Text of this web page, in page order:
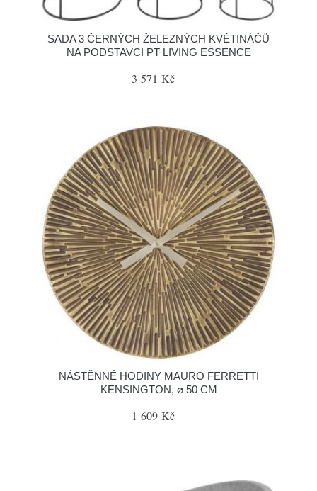
SADA 3 ČERNÝCH ŽELEZNÝCH KVĚTINÁČŮ
NA PODSTAVCI PT LIVING ESSENCE
3 571 Kč
NÁSTĚNNÉ HODINY MAURO FERRETTI
KENSINGTON, ⌀ 50 CM
1 609 Kč